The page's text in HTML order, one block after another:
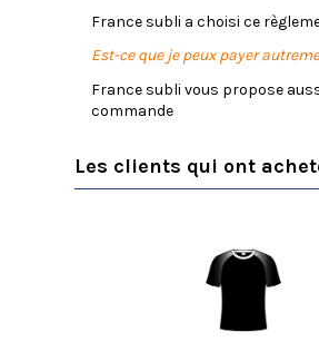
France subli a choisi ce
Est-ce que je peux payer
France subli vous propose
commande
Les clients qui ont